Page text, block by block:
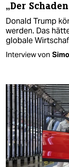
„Der
Donald Trump
werden. Das
globale
Interview von